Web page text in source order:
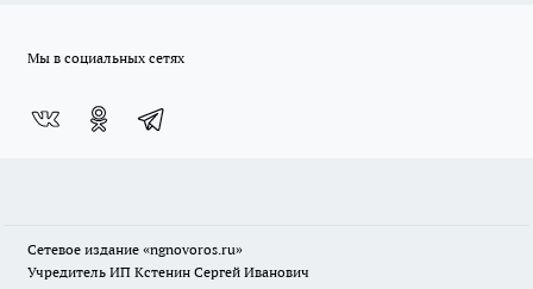
Мы в социальных сетях
Сетевое издание «ngnovoros.ru»
Учредитель ИП Кстенин Сергей Иванович